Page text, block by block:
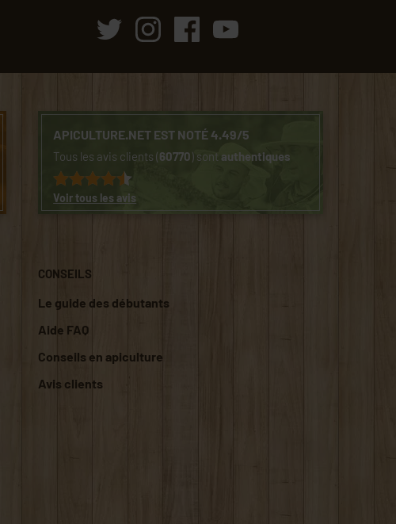
APICULTURE.NET EST NOTÉ 4.49/5
Tous les avis clients (60770) sont authentiques
Voir tous les avis
CONSEILS
Le guide des débutants
Aide FAQ
Conseils en apiculture
Avis clients